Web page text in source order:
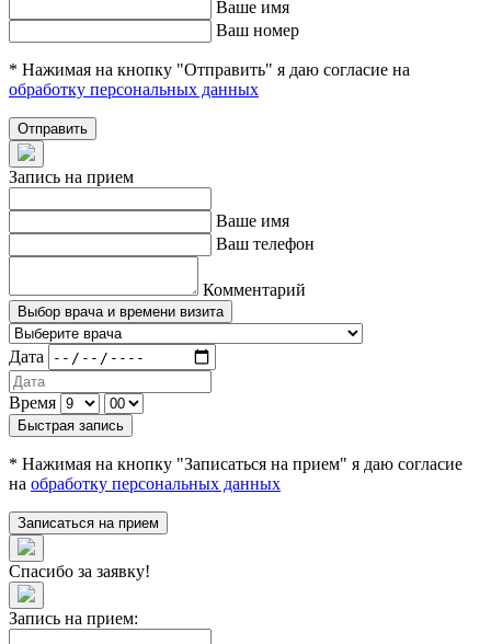
Ваше имя
Ваш номер
* Нажимая на кнопку "Отправить" я даю согласие на
обработку персональных данных
Отправить
Запись на прием
Ваше имя
Ваш телефон
Комментарий
Выбор врача и времени визита
Дата
Время
Быстрая запись
* Нажимая на кнопку "Записаться на прием" я даю согласие
на обработку персональных данных
Записаться на прием
Спасибо за заявку!
Запись на прием: